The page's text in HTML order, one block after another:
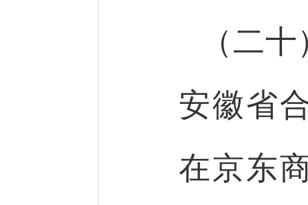
（二
安徽省
在京东